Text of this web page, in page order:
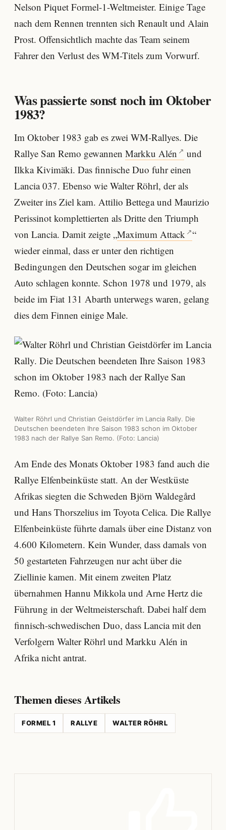
Nelson Piquet Formel-1-Weltmeister. Einige Tage
nach dem Rennen trennten sich Renault und Alain
Prost. Offensichtlich machte das Team seinem
Fahrer den Verlust des WM-Titels zum Vorwurf.
Was passierte sonst noch im Oktober
1983?
Im Oktober 1983 gab es zwei WM-Rallyes. Die
Rallye San Remo gewannen Markku Alén
und
Ilkka Kivimäki. Das finnische Duo fuhr einen
Lancia 037. Ebenso wie Walter Röhrl, der als
Zweiter ins Ziel kam. Attilio Bettega und Maurizio
Perissinot komplettierten als Dritte den Triumph
von Lancia. Damit zeigte „Maximum Attack “
wieder einmal, dass er unter den richtigen
Bedingungen den Deutschen sogar im gleichen
Auto schlagen konnte. Schon 1978 und 1979, als
beide im Fiat 131 Abarth unterwegs waren, gelang
dies dem Finnen einige Male.
Walter Röhrl und Christian Geistdörfer im Lancia Rally. Die
Deutschen beendeten Ihre Saison 1983 schon im Oktober
1983 nach der Rallye San Remo. (Foto: Lancia)
Am Ende des Monats Oktober 1983 fand auch die
Rallye Elfenbeinküste statt. An der Westküste
Afrikas siegten die Schweden Björn Waldegård
und Hans Thorszelius im Toyota Celica. Die Rallye
Elfenbeinküste führte damals über eine Distanz von
4.600 Kilometern. Kein Wunder, dass damals von
50 gestarteten Fahrzeugen nur acht über die
Ziellinie kamen. Mit einem zweiten Platz
übernahmen Hannu Mikkola und Arne Hertz die
Führung in der Weltmeisterschaft. Dabei half dem
finnisch-schwedischen Duo, dass Lancia mit den
Verfolgern Walter Röhrl und Markku Alén in
Afrika nicht antrat.
Themen dieses Artikels
FORMEL 1 RALLYE WALTER RÖHRL